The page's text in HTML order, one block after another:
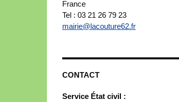
France
Tel : 03 21 26 79 23
mairie@lacouture62.fr
CONTACT
Service État civil :